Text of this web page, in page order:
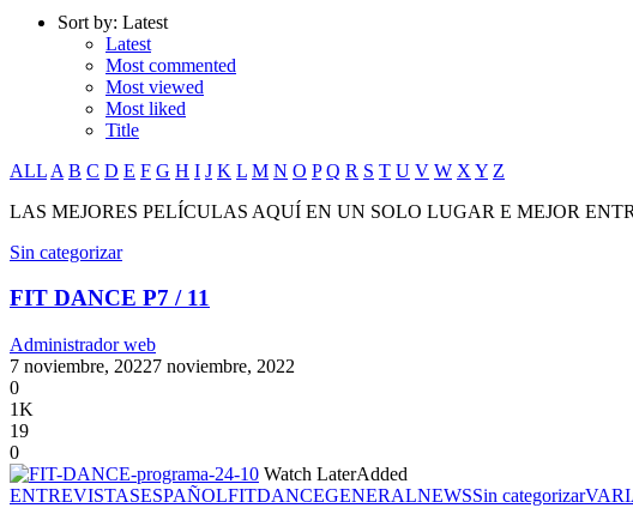
Sort by: Latest
Latest
Most commented
Most viewed
Most liked
Title
ALL A B C D E F G H I J K L M N O P Q R S T U V W X Y Z
LAS MEJORES PELÍCULAS AQUÍ EN UN SOLO LUGAR E MEJOR
Sin categorizar
FIT DANCE P7 / 11
Administrador web
7 noviembre, 20227 noviembre, 2022
0
1K
19
0
Watch LaterAdded
ENTREVISTASESPAÑOLFITDANCEGENERALNEWSSin categorizar